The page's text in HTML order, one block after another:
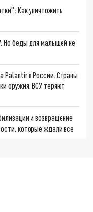
Как уничтожить
Но беды для малышей не
Palantir в России. Страны
оружия. ВСУ теряют
и возвращение
которые ждали все